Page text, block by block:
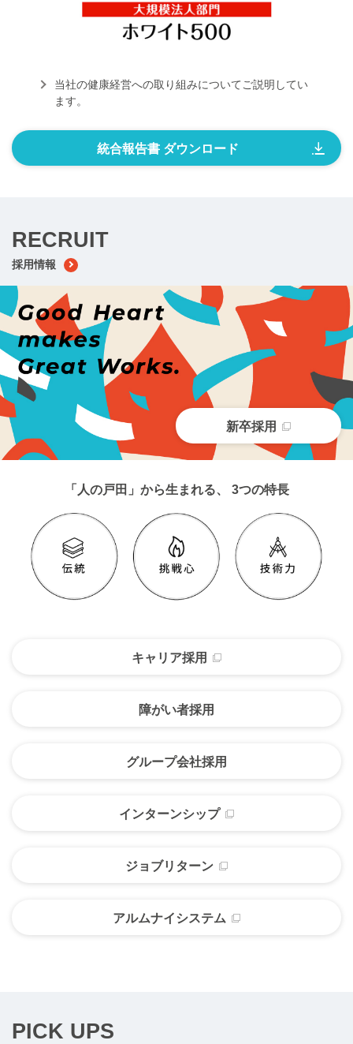
当社の健康経営への取り組みについてご説明してい
ます。
統合報告書ダウンロード
RECRUIT
採用情報
新卒採用
「人の戸田」から生まれる、 3つの特長
キャリア採用
障がい者採用
グループ会社採用
インターンシップ
ジョブリターン
アルムナイシステム
PICK UPS